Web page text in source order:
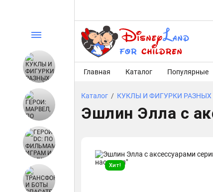
Главная Каталог Популярные
Каталог / КУКЛЫ И ФИГУРКИ РАЗНЫХ
Эшлин Элла с
Хит!